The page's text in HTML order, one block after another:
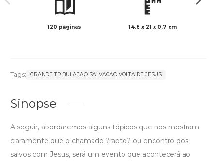
120 páginas 14.8 x 21 x 0.7 cm
Tags: GRANDE TRIBULAÇÃO SALVAÇÃO VOLTA DE JESUS
Sinopse
A seguir, abordaremos alguns tópicos que nos mostram
claramente que o chamado ?rapto? ou encontro dos
salvos com Jesus, será um evento que acontecerá ao